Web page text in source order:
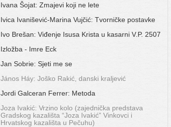
Ivana Šojat: Zmajevi koji ne lete
Ivica Ivanišević-Marina Vujčić: Tvorničke postavke
Ivo Brešan: Viđenje Isusa Krista u kasarni V.P. 2507
Izložba - Imre Eck
Jan Sobrie: Sjeti me se
János Háy: Joško Rakić, danski kraljević
Jordi Galceran Ferrer: Metoda
Joza Ivakić: Vrzino kolo (zajednička predstava
Gradskog kazališta “Joza Ivakić” Vinkovci i
Hrvatskog kazališta u Pečuhu)